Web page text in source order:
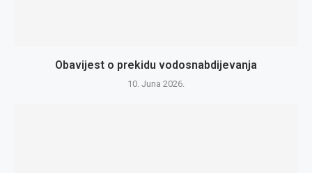
Obavijest o prekidu vodosnabdijevanja
10. Juna 2026.